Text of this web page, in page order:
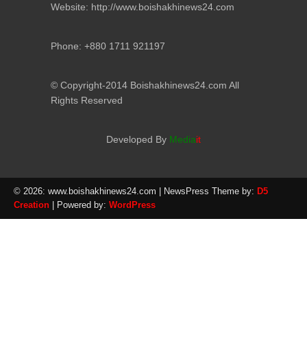
Website: http://www.boishakhinews24.com
Phone: +880 1711 921197
© Copyright-2014 Boishakhinews24.com All
Rights Reserved
Developed By Mediait
© 2026: www.boishakhinews24.com | NewsPress Theme by: D5
Creation | Powered by: WordPress